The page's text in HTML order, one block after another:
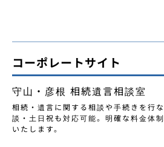
コーポレートサイト
守山・彦根 相続遺言相談室
相続・遺言に関する相談や手続きを行
談・土日祝も対応可能。明確な料金体
いたします。